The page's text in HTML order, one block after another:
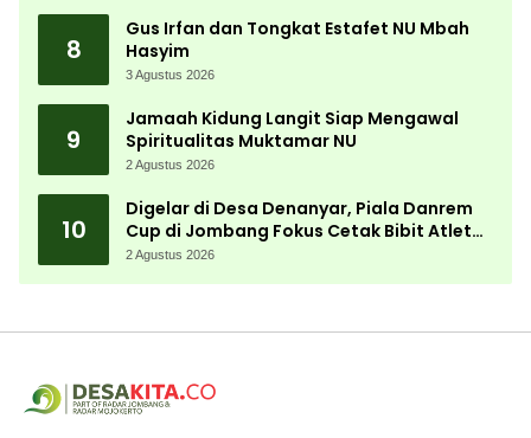
8
Gus Irfan dan Tongkat Estafet NU Mbah
Hasyim
3 Agustus 2026
9
Jamaah Kidung Langit Siap Mengawal
Spiritualitas Muktamar NU
2 Agustus 2026
10
Digelar di Desa Denanyar, Piala Danrem
Cup di Jombang Fokus Cetak Bibit Atlet
Menembak Berprestasi
2 Agustus 2026